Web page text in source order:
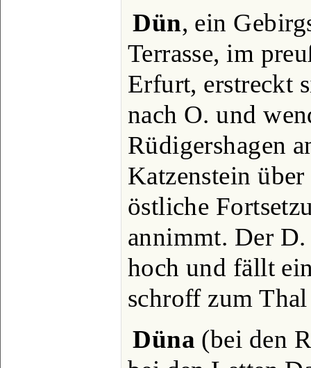
Dün, ein
Terrasse, im
Erfurt, erstreckt
nach O. und
Rüdigershagen
Katzenstein
östliche
annimmt. Der
hoch und fällt
schroff zum
Düna (bei den